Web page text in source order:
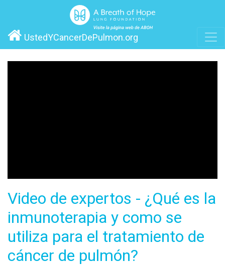
UstedYCancerDePulmon.org
Video de expertos - ¿Qué es la
inmunoterapia y como se
utiliza para el tratamiento de
cáncer de pulmón?